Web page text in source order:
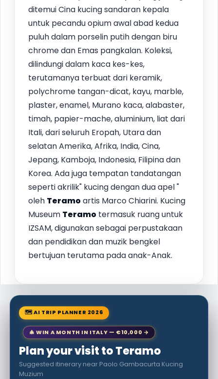
ditemui Cina kucing sandaran kepala
untuk pecandu opium awal abad kedua
puluh dalam porselin putih dengan biru
chrome dan Emas pangkalan. Koleksi,
dilindungi dalam kaca kes-kes,
terutamanya terbuat dari keramik,
polychrome tangan-dicat, kayu, marble,
plaster, enamel, Murano kaca, alabaster,
timah, papier-mache, aluminium, liat dari
Itali, dari seluruh Eropah, Utara dan
selatan Amerika, Afrika, India, Cina,
Jepang, Kamboja, Indonesia, Filipina dan
Korea. Ada juga tempatan tandatangan
seperti akrilik" kucing dengan dua apel "
oleh Teramoartis Marco Chiarini. Kucing
Museum Teramo termasuk ruang untuk
IZSAM, digunakan sebagai perpustakaan
dan pendidikan dan muzik bengkel
bertujuan terutama pada anak-Anak.
🗺 AI TRIP PLANNER 2026
🎄 WIN A MONTH IN ITALY — €10,000 →
Plan your visit to Teramo
Suggested itinerary near Paolo Gambacurta Kucing
Muzium